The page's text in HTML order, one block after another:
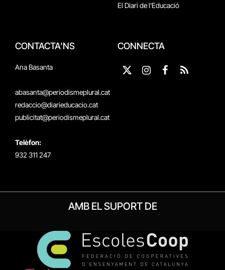
El Diari de l'Educació
CONTACTA'NS
Ana Basanta
abasanta@periodismeplural.cat
redaccio@diarieducacio.cat
publicitat@periodismeplural.cat
Telèfon:
932 311 247
CONNECTA
X
Instagram
Facebook
RSS
AMB EL SUPORT DE